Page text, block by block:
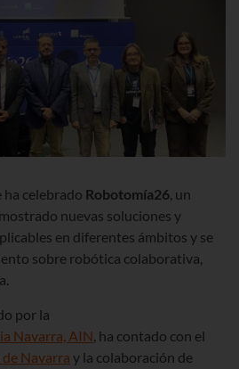
ha celebrado Robotomía26, un
nuevas soluciones y
en diferentes ámbitos y se
sobre robótica colaborativa,
por la
Navarra, AIN, ha contado con el
Navarra y la colaboración de